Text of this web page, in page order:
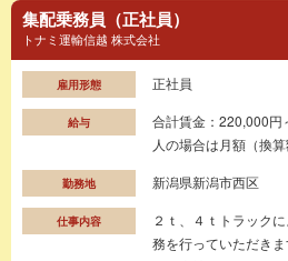
集配乗務員（正社員）
トナミ運輸信越 株式会社
雇用形態 正社員
給与
合計賃金：220,000
人の場合は月額（換
勤務地 新潟県新潟市西区
仕事内容
２ｔ、４ｔトラック
務を行っていただき